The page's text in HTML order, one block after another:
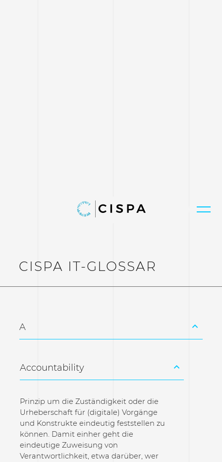
CISPA IT-GLOSSAR
A
Accountability
Prinzip um die Zuständigkeit oder die
Urheberschaft für (digitale) Vorgänge
und Konstrukte eindeutig feststellen zu
können. Damit einher geht die
eindeutige Zuweisung von
Verantwortlichkeit, etwa darüber, wer